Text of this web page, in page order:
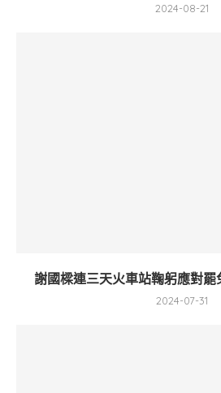
2024-08-21
謝國樑連三天火車站鞠躬應對
2024-07-31